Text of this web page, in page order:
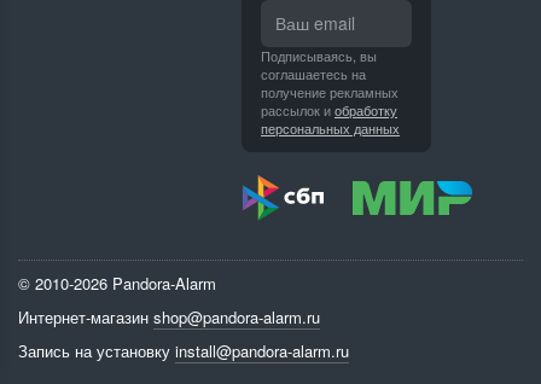
Подписываясь, вы
соглашаетесь на
получение рекламных
рассылок иобработку
персональных данных
© 2010-2026 Pandora-Alarm
Интернет-магазин shop@pandora-alarm.ru
Запись на установку install@pandora-alarm.ru